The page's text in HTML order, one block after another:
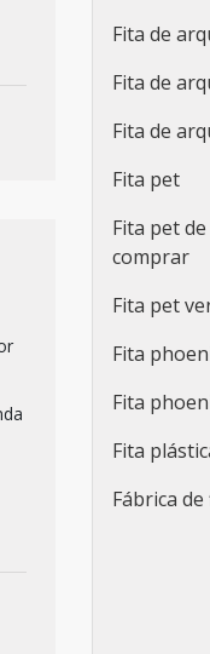
Fita de
Fita de
Fita de
Fita pet
Fita pet
comprar
Fita pet
Fita
Fita
Fita
Fábrica